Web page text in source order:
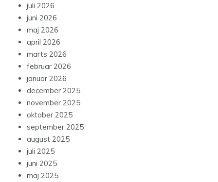
juli 2026
juni 2026
maj 2026
april 2026
marts 2026
februar 2026
januar 2026
december 2025
november 2025
oktober 2025
september 2025
august 2025
juli 2025
juni 2025
maj 2025